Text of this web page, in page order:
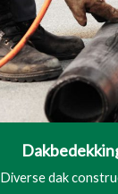
Diverse dak